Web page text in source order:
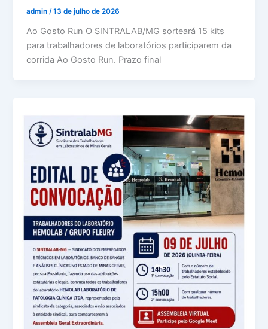
admin/13 de julho de 2026
Ao Gosto Run O SINTRALAB/MG sorteará 15 kits
para trabalhadores de laboratórios participarem da
corrida Ao Gosto Run. Prazo final